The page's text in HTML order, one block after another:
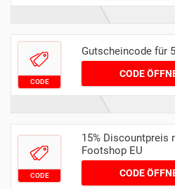
CODE
Gutscheincode für
CODE
CODE
15%
Footshop EU
CODE